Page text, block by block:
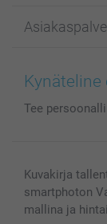
Kuvakirjat
Valokuvat,
Kännykkä &
MyNameBook
Lahjakortti
Kaikki
Affiliate
Evästekäytäntö
Sivukartta
Ehdot/takuut
100%
smartbonus
Hinnat &
Tee
Kuvakirja
smartphoton
mallina ja